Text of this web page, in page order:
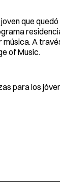
que
A
of Music.
para los